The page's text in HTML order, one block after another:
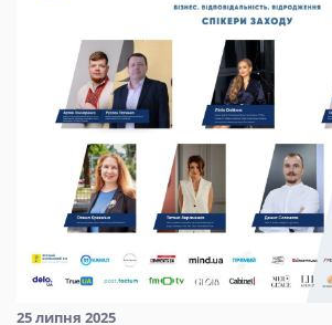
25 липня 2025